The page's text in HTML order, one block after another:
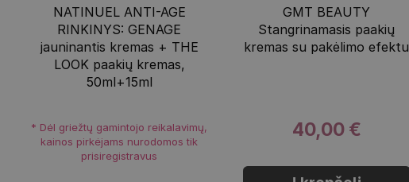
NATINUEL ANTI-AGE
RINKINYS: GENAGE
jauninantis kremas + THE
LOOK paakių kremas,
50ml+15ml
* Dėl griežtų gamintojo reikalavimų,
kainos pirkėjams nurodomos tik
prisiregistravus
GMT BEAUTY
Stangrinamasis paakių
kremas su pakėlimo efektu
40,00 €